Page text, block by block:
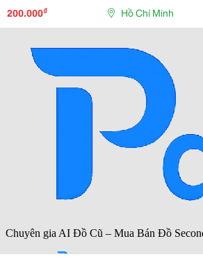
Quả Mang Lại Cũng Không
200.000₫ Hồ Chí Minh